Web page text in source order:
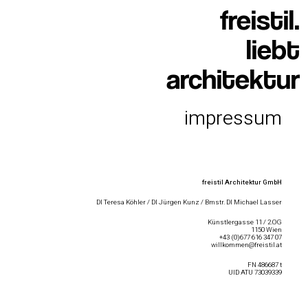
freistil.
liebt
architektur
impressum
freistil Architektur GmbH
DI Teresa Köhler / DI Jürgen Kunz / Bmstr. DI Michael Lasser
Künstlergasse 11 / 2.OG
1150 Wien
+43 (0)677 616 347 07
willkommen@freistil.at
FN 486687 t
UID ATU 73039339